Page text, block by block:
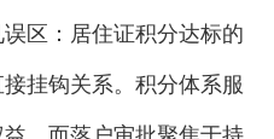
区：居住证积分达标的
挂钩关系。积分体系服